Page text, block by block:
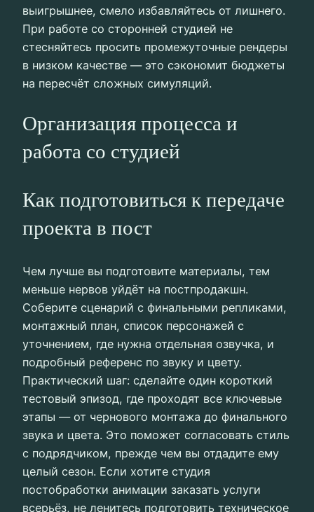
выигрышнее, смело избавляйтесь от лишнего.
При работе со сторонней студией не
стесняйтесь просить промежуточные рендеры
в низком качестве — это сэкономит бюджеты
на пересчёт сложных симуляций.
Организация процесса и
работа со студией
Как подготовиться к передаче
проекта в пост
Чем лучше вы подготовите материалы, тем
меньше нервов уйдёт на постпродакшн.
Соберите сценарий с финальными репликами,
монтажный план, список персонажей с
уточнением, где нужна отдельная озвучка, и
подробный референс по звуку и цвету.
Практический шаг: сделайте один короткий
тестовый эпизод, где проходят все ключевые
этапы — от чернового монтажа до финального
звука и цвета. Это поможет согласовать стиль
с подрядчиком, прежде чем вы отдадите ему
целый сезон. Если хотите студия
постобработки анимации заказать услуги
всерьёз, не ленитесь подготовить техническое